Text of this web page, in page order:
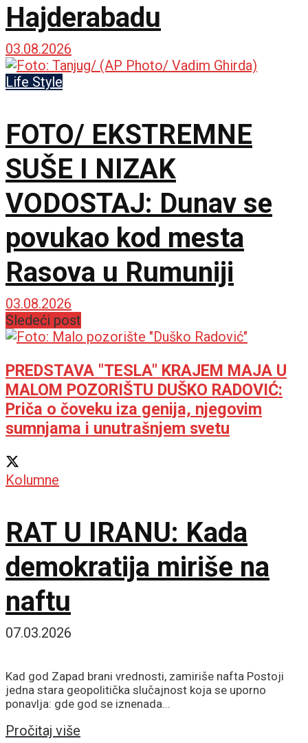
Hajderabadu
03.08.2026
Life Style
FOTO/ EKSTREMNE
SUŠE I NIZAK
VODOSTAJ: Dunav se
povukao kod mesta
Rasova u Rumuniji
03.08.2026
Sledeći post
PREDSTAVA "TESLA" KRAJEM MAJA U
MALOM POZORIŠTU DUŠKO RADOVIĆ:
Priča o čoveku iza genija, njegovim
sumnjama i unutrašnjem svetu
Kolumne
RAT U IRANU: Kada
demokratija miriše na
naftu
07.03.2026
Kad god Zapad brani vrednosti, zamiriše nafta Postoji
jedna stara geopolitička slučajnost koja se uporno
ponavlja: gde god se iznenada...
Pročitaj više